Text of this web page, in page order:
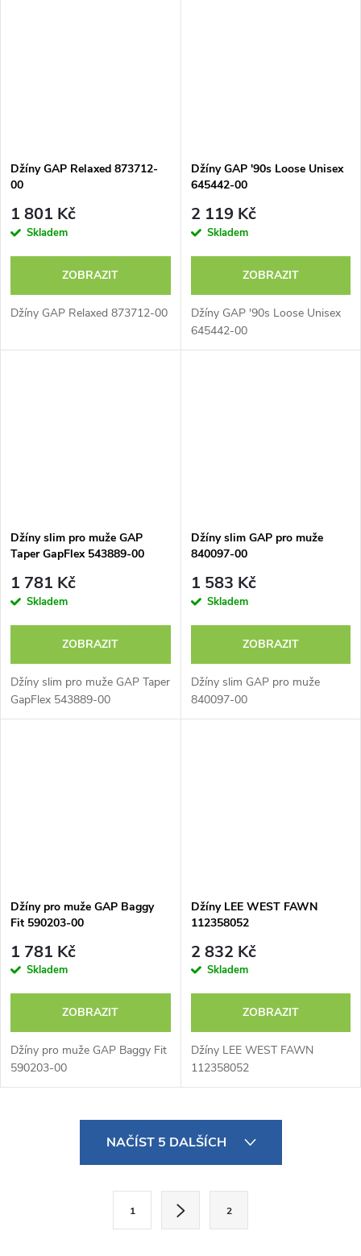
Džíny GAP Relaxed 873712-
00
1 801 Kč
Skladem
ZOBRAZIT
Džíny GAP Relaxed 873712-00
Džíny GAP '90s Loose Unisex
645442-00
2 119 Kč
Skladem
ZOBRAZIT
Džíny GAP '90s Loose Unisex
645442-00
Džíny slim pro muže GAP
Taper GapFlex 543889-00
1 781 Kč
Skladem
ZOBRAZIT
Džíny slim pro muže GAP Taper
GapFlex 543889-00
Džíny slim GAP pro muže
840097-00
1 583 Kč
Skladem
ZOBRAZIT
Džíny slim GAP pro muže
840097-00
Džíny pro muže GAP Baggy
Fit 590203-00
1 781 Kč
Skladem
ZOBRAZIT
Džíny pro muže GAP Baggy Fit
590203-00
Džíny LEE WEST FAWN
112358052
2 832 Kč
Skladem
ZOBRAZIT
Džíny LEE WEST FAWN
112358052
NAČÍST 5 DALŠÍCH
1 2